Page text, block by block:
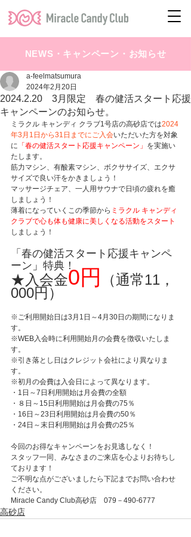
NEWS・キャンペーン・お知らせ
2024.2.20 3月限定 春の健活スタート応援
キャンペーンのお知らせ。
a-feelmatsumura
2024年2月20日
ミラクル キャンディ クラブ1号店の高砂店では2024
年3月1日から31日までにご入会いただいた方を対象
に 「春の健活スタート応援キャンペーン」 を実施い
たします。
筋力マシン、有酸素マシン、ボクササイズ、エクサ
サイズで良い汗をかきましょう！
マッサージチェア、一人用サウナで日頃の疲れを癒
しましょう！
薄着になっていくこの季節から ミラクル キャンディ
クラブで心も体も健康に美しくなる活動をスタート
しましょう！
「春の健活スタート応援キャンペ
ーン 」 特典！
★入会金0円
（通常11，
000円）
※ご利用開始日は3月1日～4月30日の期間になりま
す。
※WEB入会時に利用開始月の会費を徴収いたしま
す。
※引き落とし日はクレジット会社により異なりま
す。
※初月の会費は入会日によって異なります。
・1日～7日利用開始は月会費の全額
・８日～15日利用開始は月会費の75％
・16日～23日利用開始は月会費の50％
・24日～末日利用開始は月会費の25％
今回のお得なキャンペーンをお見逃しなく！
スタッフ一同、みなさまのご来店を心よりお待ちし
ております！
ご不明な点がございましたら下記までお問い合わせ
ください。
Miracle Candy Club高砂店　079－490-6777
高砂店